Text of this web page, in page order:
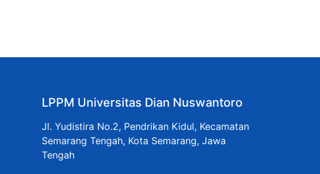
LPPM Universitas Dian Nuswantoro
Jl. Yudistira No.2, Pendrikan Kidul, Kecamatan
Semarang Tengah, Kota Semarang, Jawa
Tengah